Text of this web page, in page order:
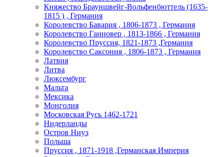
Княжество Брауншвейг-Вольфенбюттель (1635-
1815 ) , Германия
Королевство Бавария , 1806-1873 , Германия
Королевство Ганновер , 1813-1866 , Германия
Королевство Пруссия, 1821-1873 ,Германия
Королевство Саксония , 1806-1873 , Германия
Латвия
Литва
Люксембург
Мальта
Мексика
Монголия
Московская Русь 1462-1721
Нидерланды
Остров Ниуэ
Польша
Пруссия , 1871-1918 ,Германская Империя